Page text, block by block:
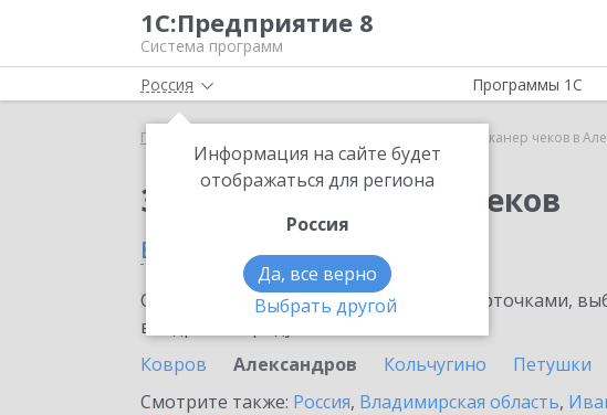
1С:Предприятие 8
Система программ
Россия
Информация на сайте будет
отображаться для региона
Россия
Да, все верно
Выбрать другой
Программы 1С
Главная 1С:Сканер чеков в
Заказать 1С:Сканер чеков
в Александрове
Ознакомьтесь с информационными карточками,
внедрение продукта.
Ковров
Александров Кольчугино Петушки
Смотрите также: Россия, Владимирская область,